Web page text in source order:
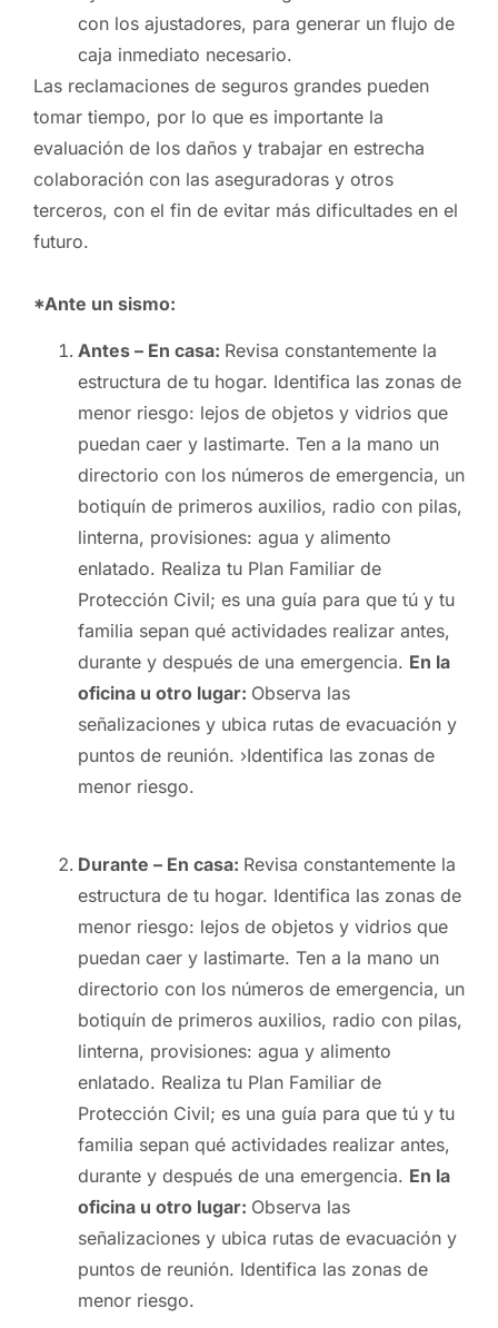
con los ajustadores, para generar un flujo de
caja inmediato necesario.
Las reclamaciones de seguros grandes pueden
tomar tiempo, por lo que es importante la
evaluación de los daños y trabajar en estrecha
colaboración con las aseguradoras y otros
terceros, con el fin de evitar más dificultades en el
futuro.
*Ante un sismo:
Antes – En casa: Revisa constantemente la
estructura de tu hogar. Identifica las zonas de
menor riesgo: lejos de objetos y vidrios que
puedan caer y lastimarte. Ten a la mano un
directorio con los números de emergencia, un
botiquín de primeros auxilios, radio con pilas,
linterna, provisiones: agua y alimento
enlatado. Realiza tu Plan Familiar de
Protección Civil; es una guía para que tú y tu
familia sepan qué actividades realizar antes,
durante y después de una emergencia. En la
oficina u otro lugar: Observa las
señalizaciones y ubica rutas de evacuación y
puntos de reunión. ›Identifica las zonas de
menor riesgo.
Durante – En casa: Revisa constantemente la
estructura de tu hogar. Identifica las zonas de
menor riesgo: lejos de objetos y vidrios que
puedan caer y lastimarte. Ten a la mano un
directorio con los números de emergencia, un
botiquín de primeros auxilios, radio con pilas,
linterna, provisiones: agua y alimento
enlatado. Realiza tu Plan Familiar de
Protección Civil; es una guía para que tú y tu
familia sepan qué actividades realizar antes,
durante y después de una emergencia. En la
oficina u otro lugar: Observa las
señalizaciones y ubica rutas de evacuación y
puntos de reunión. Identifica las zonas de
menor riesgo.